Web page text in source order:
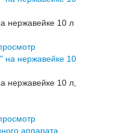
нержавейке 10 л
нержавейке 10 л,